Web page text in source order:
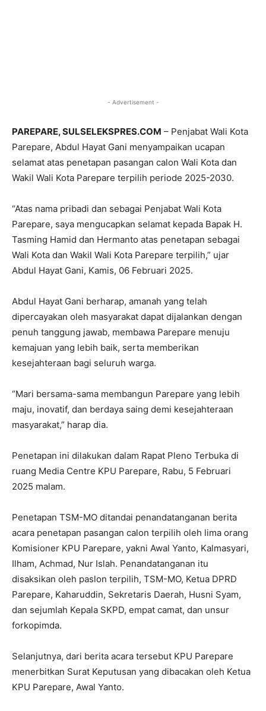
- Advertisement -
PAREPARE, SULSELEKSPRES.COM – Penjabat Wali Kota
Parepare, Abdul Hayat Gani menyampaikan ucapan
selamat atas penetapan pasangan calon Wali Kota dan
Wakil Wali Kota Parepare terpilih periode 2025-2030.
“Atas nama pribadi dan sebagai Penjabat Wali Kota
Parepare, saya mengucapkan selamat kepada Bapak H.
Tasming Hamid dan Hermanto atas penetapan sebagai
Wali Kota dan Wakil Wali Kota Parepare terpilih,” ujar
Abdul Hayat Gani, Kamis, 06 Februari 2025.
Abdul Hayat Gani berharap, amanah yang telah
dipercayakan oleh masyarakat dapat dijalankan dengan
penuh tanggung jawab, membawa Parepare menuju
kemajuan yang lebih baik, serta memberikan
kesejahteraan bagi seluruh warga.
“Mari bersama-sama membangun Parepare yang lebih
maju, inovatif, dan berdaya saing demi kesejahteraan
masyarakat,” harap dia.
Penetapan ini dilakukan dalam Rapat Pleno Terbuka di
ruang Media Centre KPU Parepare, Rabu, 5 Februari
2025 malam.
Penetapan TSM-MO ditandai penandatanganan berita
acara penetapan pasangan calon terpilih oleh lima orang
Komisioner KPU Parepare, yakni Awal Yanto, Kalmasyari,
Ilham, Achmad, Nur Islah. Penandatanganan itu
disaksikan oleh paslon terpilih, TSM-MO, Ketua DPRD
Parepare, Kaharuddin, Sekretaris Daerah, Husni Syam,
dan sejumlah Kepala SKPD, empat camat, dan unsur
forkopimda.
Selanjutnya, dari berita acara tersebut KPU Parepare
menerbitkan Surat Keputusan yang dibacakan oleh Ketua
KPU Parepare, Awal Yanto.